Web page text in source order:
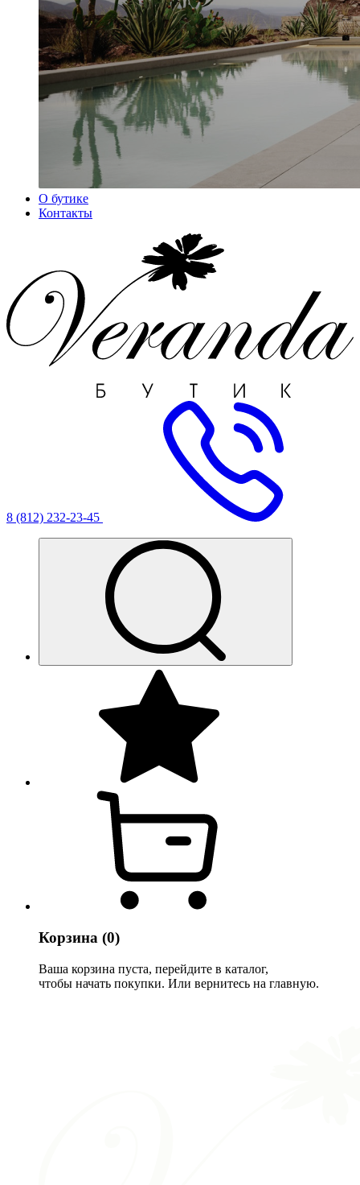
О бутике
Контакты
8 (812) 232-23-45
Корзина (0)
Ваша корзина пуста, перейдите в каталог,
чтобы начать покупки. Или вернитесь на главную.